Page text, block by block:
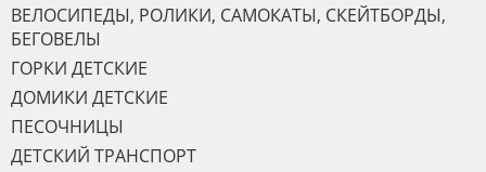
ВЕЛОСИПЕДЫ, РОЛИКИ, САМОКАТЫ, СКЕЙТБОРДЫ,
БЕГОВЕЛЫ
ГОРКИ ДЕТСКИЕ
ДОМИКИ ДЕТСКИЕ
ПЕСОЧНИЦЫ
ДЕТСКИЙ ТРАНСПОРТ